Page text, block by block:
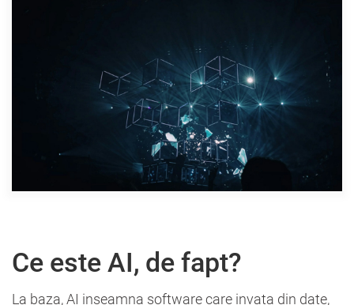
Ce este AI, de fapt?
La baza, AI inseamna software care invata din date,